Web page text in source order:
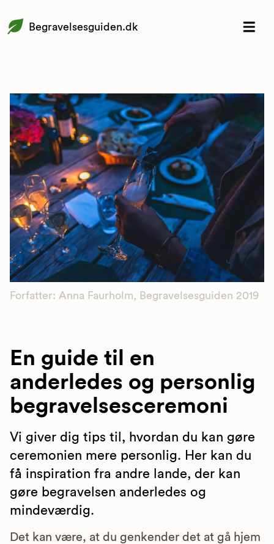
Begravelsesguiden.dk
Forfatter: Anna Faurholm, Begravelsesguiden 2019
En guide til en
anderledes og personlig
begravelsesceremoni
Vi giver dig tips til, hvordan du kan gøre
ceremonien mere personlig. Her kan du
få inspiration fra andre lande, der kan
gøre begravelsen anderledes og
mindeværdig.
Det kan være, at du genkender det at gå hjem